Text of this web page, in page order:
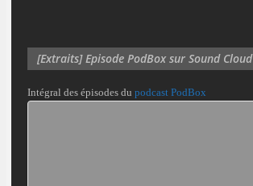
[Extraits] Episode PodBox sur Sound Cloud
Intégral des épisodes du podcast PodBox